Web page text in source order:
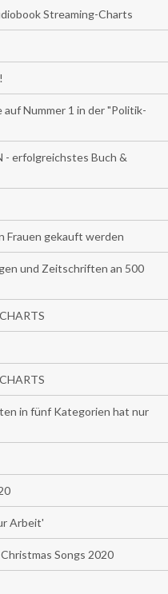
Streaming-Charts
Nummer 1 in der "Politik-
- erfolgreichstes Buch &
Frauen gekauft werden
und Zeitschriften an 500
in fünf Kategorien hat nur
Arbeit'
Songs 2020